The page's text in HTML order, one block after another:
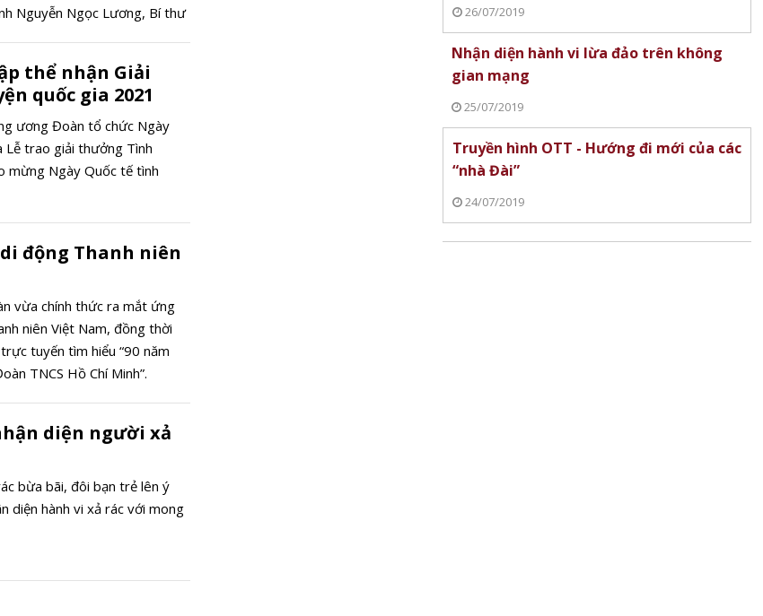
Nguyễn Ngọc Lương, Bí thư
thể nhận Giải
quốc gia 2021
ương Đoàn tổ chức Ngày
Lễ trao giải thưởng Tình
mừng Ngày Quốc tế tình
động Thanh niên
vừa chính thức ra mắt ứng
niên Việt Nam, đồng thời
tuyến tìm hiểu “90 năm
TNCS Hồ Chí Minh”.
diện người xả
bừa bãi, đôi bạn trẻ lên ý
diện hành vi xả rác với mong
26/07/2019
Nhận diện hành vi lừa đảo trên không
gian mạng
25/07/2019
Truyền hình OTT - Hướng đi mới của các
“nhà Đài”
24/07/2019